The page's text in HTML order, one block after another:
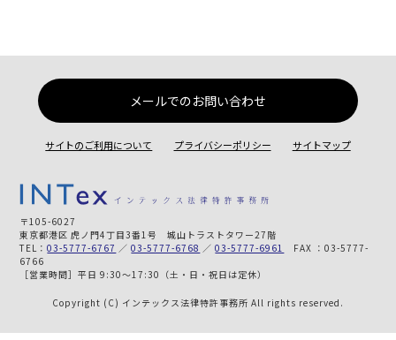
メールでのお問い合わせ
サイトのご利用について プライバシーポリシー サイトマップ
〒105-6027
東京都港区 虎ノ門4丁目3番1号 城山トラストタワー27階
TEL：03-5777-6767 ／03-5777-6768 ／03-5777-6961
FAX ：03-5777-
6766
［営業時間］平日 9:30～17:30（土・日・祝日は定休）
Copyright (C) インテックス法律特許事務所 All rights reserved.